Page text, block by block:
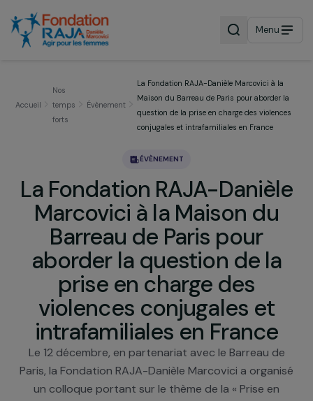
Menu
temps
Évènement
Maison du Barreau de Paris pour
question de la prise en charge des
La Fondation RAJA-
Marcovici à la Maison du
Barreau de Paris pour
aborder la question de la
prise en charge des
violences conjugales et
intrafamiliales en France
Le 12 décembre, en partenariat avec le Barreau